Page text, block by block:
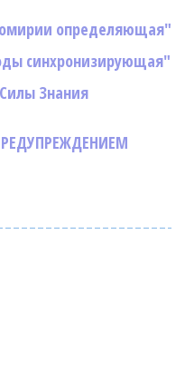
определяющая"
синхронизирующая"
Знания